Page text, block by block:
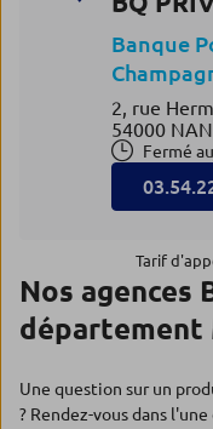
Banque
2, rue
54000
Fermé
Tarif
Nos agences
département
Une question sur un
? Rendez-vous dans l'une